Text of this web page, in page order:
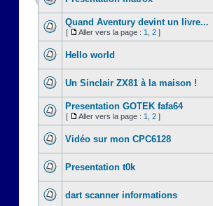
Quand Aventury devint un livre...
[ Aller vers la page : 1 2 ]
Hello world
Un Sinclair ZX81 à la maison !
Presentation GOTEK fafa64
[ Aller vers la page : 1 2 ]
Vidéo sur mon CPC6128
Presentation t0k
dart scanner informations